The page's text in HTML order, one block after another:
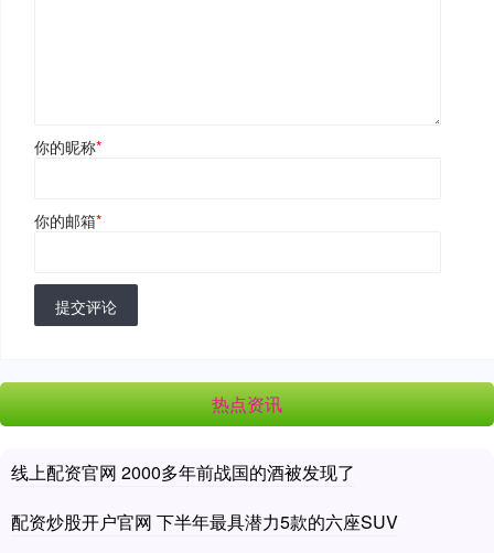
你的昵称*
你的邮箱*
提交评论
热点资讯
线上配资官网 2000多年前战国的酒被发现了
配资炒股开户官网 下半年最具潜力5款的六座SUV